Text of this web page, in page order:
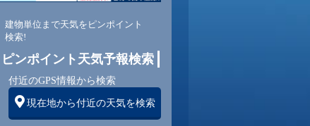
建物単位まで天気をピンポイント
検索!
ピンポイント天気予報検索
付近のGPS情報から検索
現在地から付近の天気を検索